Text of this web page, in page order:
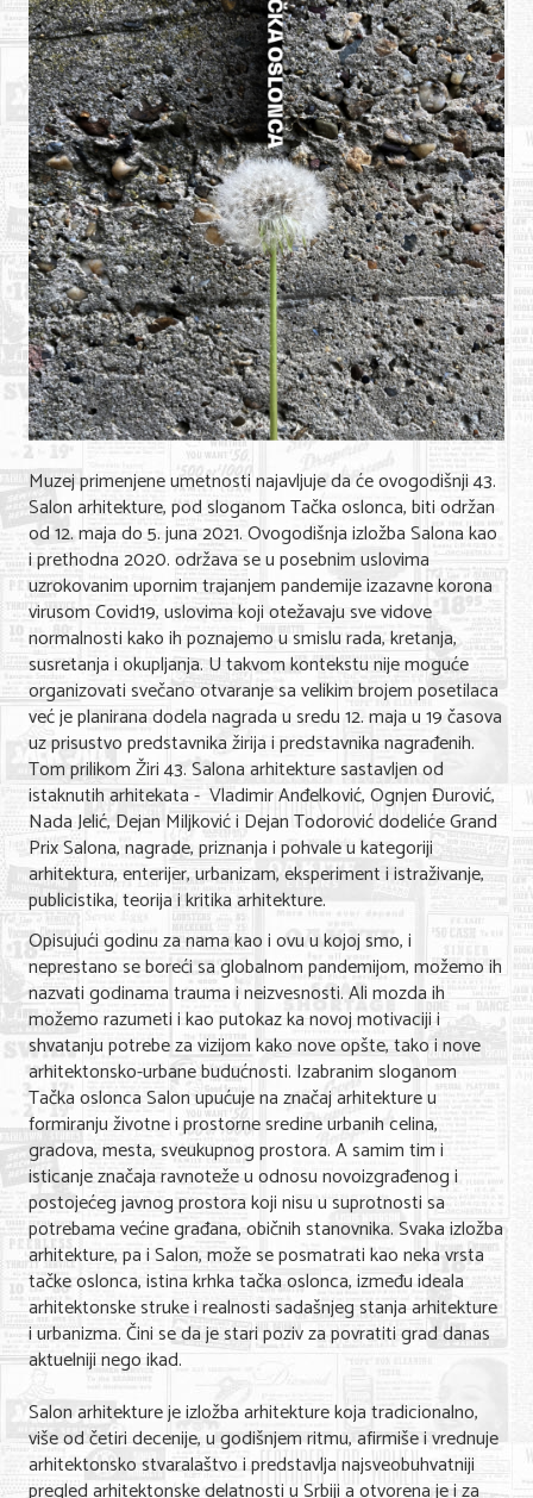
Shopping
Sve za venčanje
Sve za decu
Gastronomija
Kuća i bašta
Zdravlje i medicina
Sport i rekreacija
Hobi i razonoda
ADRESAR
Posao
Usluge
Nega lica i tela
Shopping
Sve za venčanje
Sve za decu
Kuća i bašta
Gastronomija
Sport i rekreacija
Zdravlje i medicina
Hobi i razonoda
UPIS FIRMI
MARKETING
KONTAKT
O NAMA
Muzej primenjene umetnosti najavljuje da će ovogodišnji 43.
Salon arhitekture, pod sloganom Tačka oslonca, biti održan
od 12. maja do 5. juna 2021. Ovogodišnja izložba Salona kao
i prethodna 2020. održava se u posebnim uslovima
uzrokovanim upornim trajanjem pandemije izazavne korona
virusom Covid19, uslovima koji otežavaju sve vidove
normalnosti kako ih poznajemo u smislu rada, kretanja,
susretanja i okupljanja. U takvom kontekstu nije moguće
organizovati svečano otvaranje sa velikim brojem posetilaca
već je planirana dodela nagrada u sredu 12. maja u 19 časova
uz prisustvo predstavnika žirija i predstavnika nagrađenih.
Tom prilikom Žiri 43. Salona arhitekture sastavljen od
istaknutih arhitekata - Vladimir Anđelković, Ognjen Đurović,
Nada Jelić, Dejan Miljković i Dejan Todorović dodeliće Grand
Prix Salona, nagrade, priznanja i pohvale u kategoriji
arhitektura, enterijer, urbanizam, eksperiment i istraživanje,
publicistika, teorija i kritika arhitekture.
Opisujući godinu za nama kao i ovu u kojoj smo, i
neprestano se boreći sa globalnom pandemijom, možemo ih
nazvati godinama trauma i neizvesnosti. Ali mozda ih
možemo razumeti i kao putokaz ka novoj motivaciji i
shvatanju potrebe za vizijom kako nove opšte, tako i nove
arhitektonsko-urbane budućnosti. Izabranim sloganom
Tačka oslonca Salon upućuje na značaj arhitekture u
formiranju životne i prostorne sredine urbanih celina,
gradova, mesta, sveukupnog prostora. A samim tim i
isticanje značaja ravnoteže u odnosu novoizgrađenog i
postojećeg javnog prostora koji nisu u suprotnosti sa
potrebama većine građana, običnih stanovnika. Svaka izložba
arhitekture, pa i Salon, može se posmatrati kao neka vrsta
tačke oslonca, istina krhka tačka oslonca, između ideala
arhitektonske struke i realnosti sadašnjeg stanja arhitekture
i urbanizma. Čini se da je stari poziv za povratiti grad danas
aktuelniji nego ikad.
Salon arhitekture je izložba arhitekture koja tradicionalno,
više od četiri decenije, u godišnjem ritmu, afirmiše i vrednuje
arhitektonsko stvaralaštvo i predstavlja najsveobuhvatniji